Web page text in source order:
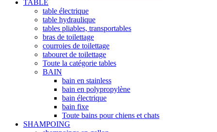
TABLE
table électrique
table hydraulique
tables pliables, transportables
bras de toilettage
courroies de toilettage
tabouret de toilettage
Toute la catégorie tables
BAIN
bain en stainless
bain en polypropylène
bain électrique
bain fixe
Toute bains pour chiens et chats
SHAMPOING